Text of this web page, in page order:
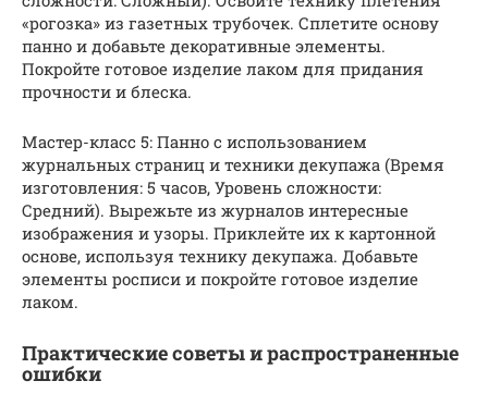
«рогозка» из газетных трубочек. Сплетите основу
панно и добавьте декоративные элементы.
Покройте готовое изделие лаком для придания
прочности и блеска.
Мастер-класс 5: Панно с использованием
журнальных страниц и техники декупажа (Время
изготовления: 5 часов, Уровень сложности:
Средний). Вырежьте из журналов интересные
изображения и узоры. Приклейте их к картонной
основе, используя технику декупажа. Добавьте
элементы росписи и покройте готовое изделие
лаком.
Практические советы и распространенные
ошибки